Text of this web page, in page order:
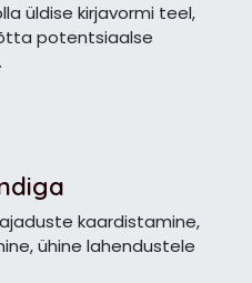
üldise kirjavormi teel,
potentsiaalse
kaardistamine,
ühine lahendustele